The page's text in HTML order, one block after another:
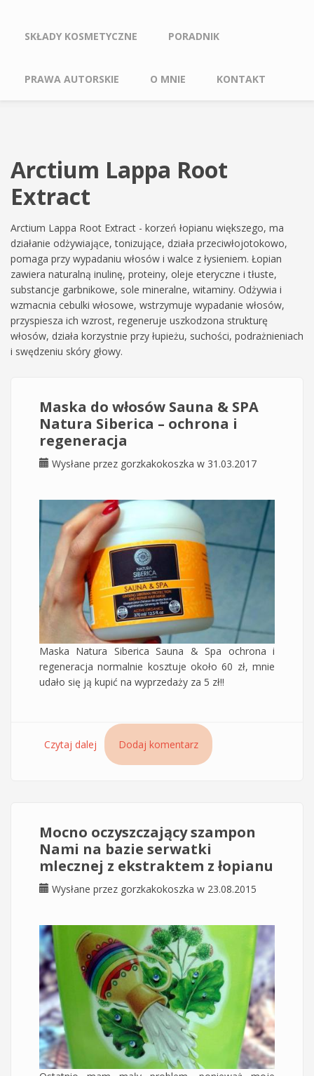
SKŁADY KOSMETYCZNE PORADNIK
PRAWA AUTORSKIE O MNIE KONTAKT
Arctium Lappa Root
Extract
Arctium Lappa Root Extract - korzeń łopianu większego, ma
działanie odżywiające, tonizujące, działa przeciwłojotokowo,
pomaga przy wypadaniu włosów i walce z łysieniem. Łopian
zawiera naturalną inulinę, proteiny, oleje eteryczne i tłuste,
substancje garbnikowe, sole mineralne, witaminy. Odżywia i
wzmacnia cebulki włosowe, wstrzymuje wypadanie włosów,
przyspiesza ich wzrost, regeneruje uszkodzona strukturę
włosów, działa korzystnie przy łupieżu, suchości, podrażnieniach
i swędzeniu skóry głowy.
Maska do włosów Sauna & SPA
Natura Siberica – ochrona i
regeneracja
Wysłane przez gorzkakokoszka w 31.03.2017
Maska Natura Siberica Sauna & Spa ochrona i
regeneracja normalnie kosztuje około 60 zł, mnie
udało się ją kupić na wyprzedaży za 5 zł!!
Czytaj dalej wpis Maska do włosów Sauna & SPA Natura
Siberica – ochrona i regeneracja
Dodaj komentarz
Mocno oczyszczający szampon
Nami na bazie serwatki
mlecznej z ekstraktem z łopianu
Wysłane przez gorzkakokoszka w 23.08.2015